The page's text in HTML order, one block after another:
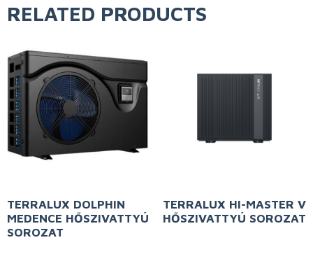
RELATED PRODUCTS
TERRALUX DOLPHIN
MEDENCE HŐSZIVATTYÚ
SOROZAT
TERRALUX HI-MASTER V
HŐSZIVATTYÚ SOROZAT